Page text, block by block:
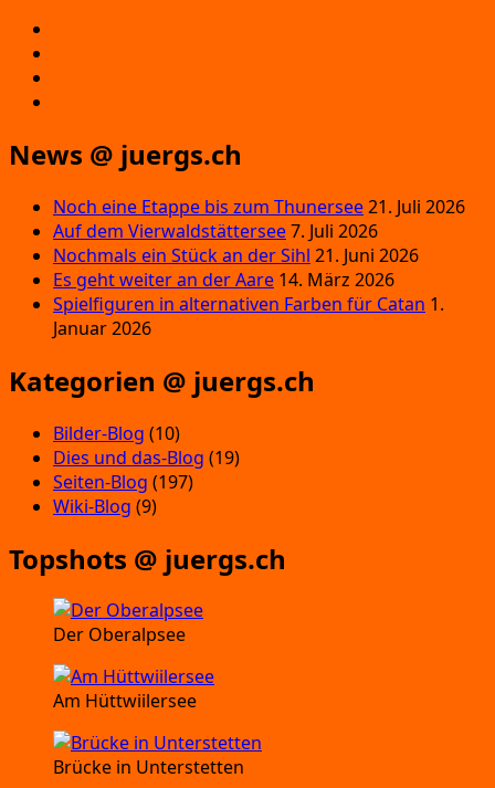
News @ juergs.ch
Noch eine Etappe bis zum Thunersee21. Juli 2026
Auf dem Vierwaldstättersee7. Juli 2026
Nochmals ein Stück an der Sihl 21. Juni 2026
Es geht weiter an der Aare 14. März 2026
Spielfiguren in alternativen Farben für Catan 1.
Januar 2026
Kategorien @ juergs.ch
Bilder-Blog (10)
Dies und das-Blog (19)
Seiten-Blog (197)
Wiki-Blog (9)
Topshots @ juergs.ch
Der Oberalpsee
Am Hüttwiilersee
Brücke in Unterstetten